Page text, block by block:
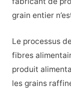
grain entier
Le processus
fibres
produit
les grains